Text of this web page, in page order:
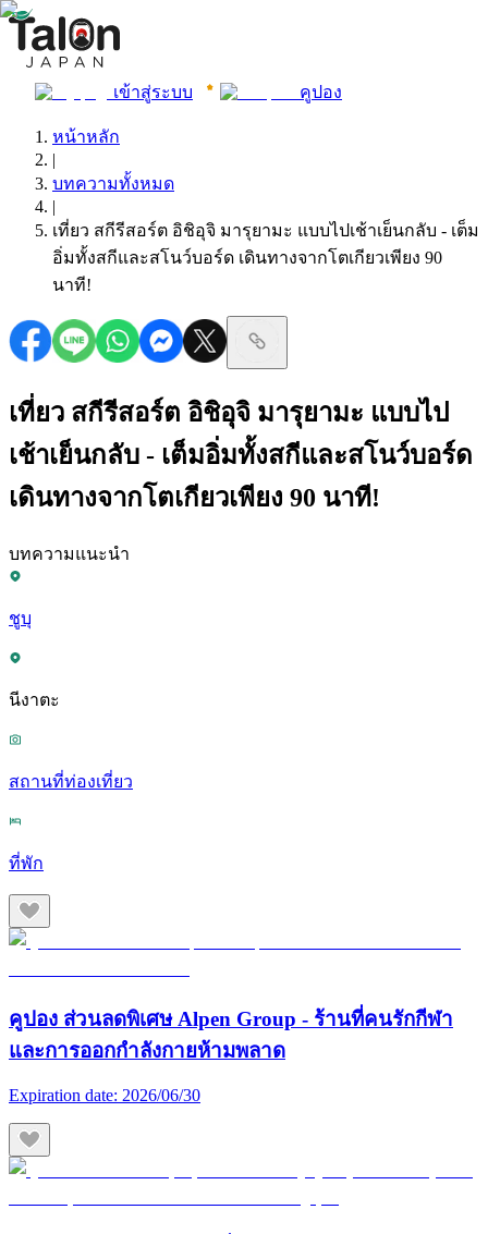
เข้าสู่ระบบ คูปอง
หน้าหลัก
|
บทความทั้งหมด
|
เที่ยว สกีรีสอร์ต อิชิอุจิ มารุยามะ แบบไปเช้าเย็นกลับ - เต็ม
อิ่มทั้งสกีและสโนว์บอร์ด เดินทางจากโตเกียวเพียง 90
นาที!
เที่ยว สกีรีสอร์ต อิชิอุจิ มารุยามะ แบบไป
เช้าเย็นกลับ - เต็มอิ่มทั้งสกีและสโนว์บอร์ด
เดินทางจากโตเกียวเพียง 90 นาที!
บทความแนะนำ
ชูบุ
นีงาตะ
สถานที่ท่องเที่ยว
ที่พัก
คูปอง ส่วนลดพิเศษ Alpen Group - ร้านที่คนรักกีฬา
และการออกกำลังกายห้ามพลาด
Expiration date: 2026/06/30